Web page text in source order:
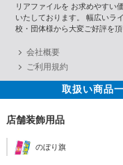
リアファイルを お求めやすい
いたしております。 幅広いラ
校・団体様から大変ご好評を頂
会社概要
ご利用規約
取扱い商品
店舗装飾用品
のぼり旗